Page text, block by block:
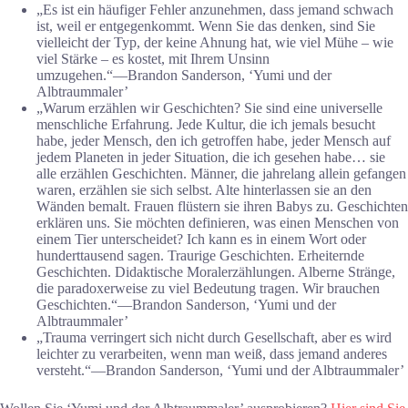
„Es ist ein häufiger Fehler anzunehmen, dass jemand schwach
ist, weil er entgegenkommt. Wenn Sie das denken, sind Sie
vielleicht der Typ, der keine Ahnung hat, wie viel Mühe – wie
viel Stärke – es kostet, mit Ihrem Unsinn
umzugehen.“―Brandon Sanderson, ‘Yumi und der
Albtraummaler’
„Warum erzählen wir Geschichten? Sie sind eine universelle
menschliche Erfahrung. Jede Kultur, die ich jemals besucht
habe, jeder Mensch, den ich getroffen habe, jeder Mensch auf
jedem Planeten in jeder Situation, die ich gesehen habe… sie
alle erzählen Geschichten. Männer, die jahrelang allein gefangen
waren, erzählen sie sich selbst. Alte hinterlassen sie an den
Wänden bemalt. Frauen flüstern sie ihren Babys zu. Geschichten
erklären uns. Sie möchten definieren, was einen Menschen von
einem Tier unterscheidet? Ich kann es in einem Wort oder
hunderttausend sagen. Traurige Geschichten. Erheiternde
Geschichten. Didaktische Moralerzählungen. Alberne Stränge,
die paradoxerweise zu viel Bedeutung tragen. Wir brauchen
Geschichten.“―Brandon Sanderson, ‘Yumi und der
Albtraummaler’
„Trauma verringert sich nicht durch Gesellschaft, aber es wird
leichter zu verarbeiten, wenn man weiß, dass jemand anderes
versteht.“―Brandon Sanderson, ‘Yumi und der Albtraummaler’